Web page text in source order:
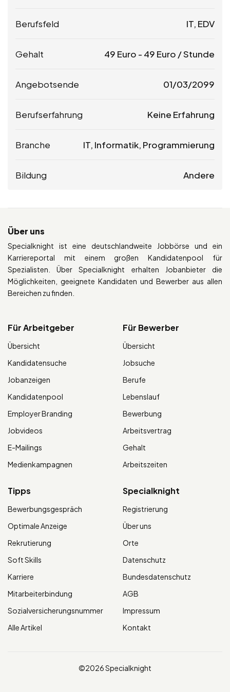
Berufsfeld IT, EDV
Gehalt 49 Euro - 49 Euro / Stunde
Angebotsende 01/03/2099
Berufserfahrung Keine Erfahrung
Branche IT, Informatik, Programmierung
Bildung Andere
Über uns
Specialknight ist eine deutschlandweite Jobbörse und ein
Karriereportal mit einem großen Kandidatenpool für
Spezialisten. Über Specialknight erhalten Jobanbieter die
Möglichkeiten, geeignete Kandidaten und Bewerber aus allen
Bereichen zu finden.
Für Arbeitgeber
Übersicht
Kandidatensuche
Jobanzeigen
Kandidatenpool
Employer Branding
Jobvideos
E-Mailings
Medienkampagnen
Für Bewerber
Übersicht
Jobsuche
Berufe
Lebenslauf
Bewerbung
Arbeitsvertrag
Gehalt
Arbeitszeiten
Tipps
Bewerbungsgespräch
Optimale Anzeige
Rekrutierung
Soft Skills
Karriere
Mitarbeiterbindung
Sozialversicherungsnummer
Alle Artikel
Specialknight
Registrierung
Über uns
Orte
Datenschutz
Bundesdatenschutz
AGB
Impressum
Kontakt
©2026 Specialknight